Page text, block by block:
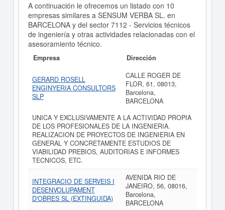
A continuación le ofrecemos un listado con 10
empresas similares a SENSUM VERBA SL. en
BARCELONA y del sector 7112 - Servicios técnicos
de ingeniería y otras actividades relacionadas con el
asesoramiento técnico.
Empresa Dirección
GERARD ROSELL
ENGINYERIA CONSULTORS
SLP
CALLE ROGER DE
FLOR, 61, 08013,
Barcelona,
BARCELONA
UNICA Y EXCLUSIVAMENTE A LA ACTIVIDAD PROPIA
DE LOS PROFESIONALES DE LA INGENIERIA.
REALIZACION DE PROYECTOS DE INGENIERIA EN
GENERAL Y CONCRETAMENTE ESTUDIOS DE
VIABILIDAD PREBIOS, AUDITORIAS E INFORMES
TECNICOS, ETC.
INTEGRACIO DE SERVEIS I
DESENVOLUPAMENT
D'OBRES SL (EXTINGUIDA)
AVENIDA RIO DE
JANEIRO, 56, 08016,
Barcelona,
BARCELONA